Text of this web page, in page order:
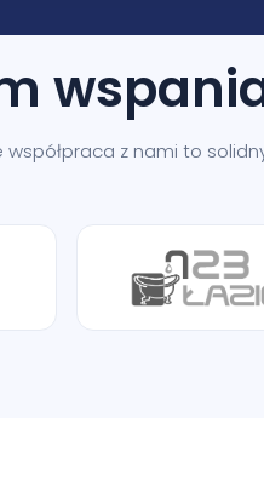
współpraca z nami to